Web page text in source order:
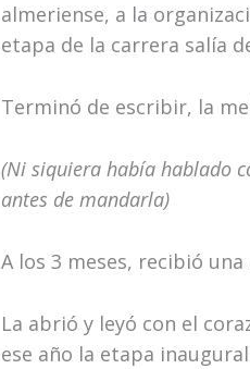
almeriense, a la
etapa de la carrera salía
Terminó de escribir, la
(Ni siquiera había hablado
antes de mandarla)
A los 3 meses, recibió
La abrió y leyó con el
ese año la etapa